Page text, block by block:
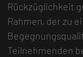
Rückzüglichkeit
Rahmen, der zu
Teilnehmenden